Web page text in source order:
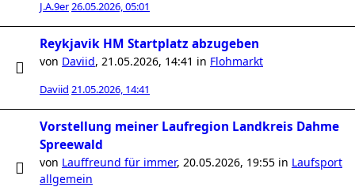
J.A.9er26.05.2026, 05:01
Reykjavik HM Startplatz abzugeben
von Daviid, 21.05.2026, 14:41 in Flohmarkt
Daviid 21.05.2026, 14:41
Vorstellung meiner Laufregion Landkreis Dahme
Spreewald
von Lauffreund für immer, 20.05.2026, 19:55 in Laufsport
allgemein